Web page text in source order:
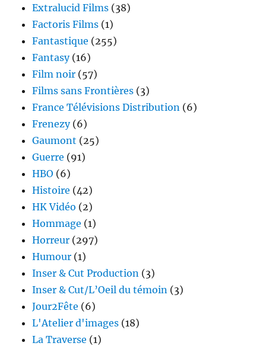
Extralucid Films (38)
Factoris Films (1)
Fantastique (255)
Fantasy(16)
Film noir (57)
Films sans Frontières (3)
France Télévisions Distribution (6)
Frenezy(6)
Gaumont (25)
Guerre (91)
HBO (6)
Histoire (42)
HK Vidéo (2)
Hommage (1)
Horreur (297)
Humour (1)
Inser & Cut Production (3)
Inser & Cut/L’Oeil du témoin (3)
Jour2Fête (6)
L'Atelier d'images (18)
La Traverse (1)